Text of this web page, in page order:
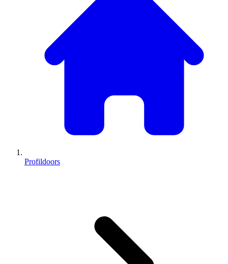
Profildoors